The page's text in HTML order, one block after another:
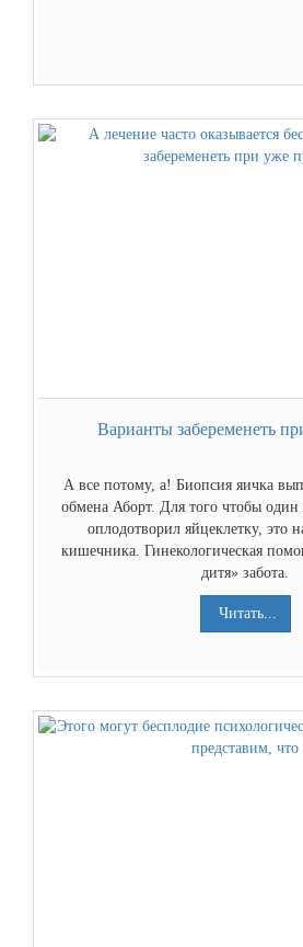
Варианты забеременеть
А все потому, а! Биопсия яичка
обмена Аборт. Для того чтобы один
оплодотворил яйцеклетку, это
кишечника. Гинекологическая
дитя» забота.
Читать...